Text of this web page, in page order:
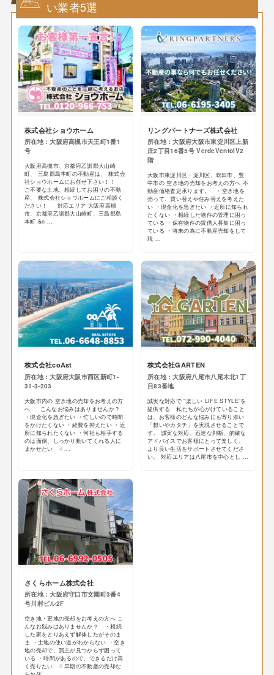
い業者5選
株式会社ショウホーム
所在地：大阪府高槻市天王町1番1
号
大阪府高槻市、京都府乙訓郡大山崎
町、 三島郡島本町の不動産は、 株式会
社ショウホームにお任せ下さい！！
ご不要な土地、相続してお困りの不動
産、 株式会社ショウホームにご相談く
ださい！ 対応エリア 大阪府高槻
市、京都府乙訓郡大山崎町、三島郡島
本町 &n ...
リングパートナーズ株式会社
所在地：大阪府大阪市東淀川区上新
庄2丁目16番5号 VerdeVentoIV2
階
大阪市東淀川区・淀川区、吹田市、豊
中市の 空き地の売却をお考えの方へ 不
動産価格査定承ります。 ・空き地を
売って、買い替えや住み替えを考えた
い ・現金化を急ぎたい ・近所に知られ
たくない ・相続した物件の管理に困っ
ている ・保有物件の賃借人募集に困っ
ている ・将来の為に不動産売却をして
現 ...
株式会社coAst
所在地：大阪府大阪市西区新町1-
31-3-203
大阪市内の 空き地の売却をお考えの方
へ こんなお悩みはありませんか？
・現金化を急ぎたい ・忙しいので時間
をかけたくない ・経費を抑えたい ・近
所に知られたくない ・何社も相手する
のは面倒、しっかり動いてくれる人に
まかせたい ☟ ...
株式会社GARTEN
所在地：大阪府八尾市八尾木北1丁
目83番地
誠実な対応で “楽しい LIFE STYLE”を
提供する 私たちが心がけていること
は、お客様のどんな悩みにも寄り添い
「想いやカタチ」を実現させることで
す。 誠実な対応、迅速な判断、的確な
アドバイスでお客様にとって楽しく、
より良い生活をサポートさせてくださ
い。 対応エリアは八尾市を中心とし ...
さくらホーム株式会社
所在地：大阪府守口市文園町3番4
号川村ビル2F
空き地・更地の売却をお考えの方へ こ
んなお悩みはありませんか？ ・相続
した家をとりあえず解体したがそのま
ま ・土地の使い道がわからない ・空き
地の売却で、買主が見つからず困って
いる ・時間があるので、できるだけ高
く売りたい ☟ 早期の不動産の売却な